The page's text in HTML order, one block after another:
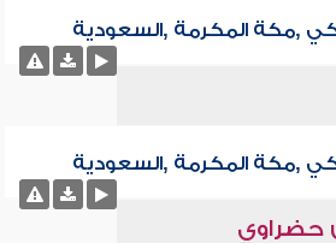
,مكة المكرمة ,السعودية
,مكة المكرمة ,السعودية
حضراوي